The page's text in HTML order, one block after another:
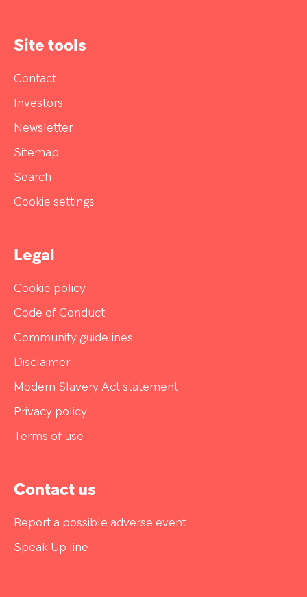
Site tools
Contact
Investors
Newsletter
Sitemap
Search
Cookie settings
Legal
Cookie policy
Code of Conduct
Community guidelines
Disclaimer
Modern Slavery Act statement
Privacy policy
Terms of use
Contact us
Report a possible adverse event
Speak Up line